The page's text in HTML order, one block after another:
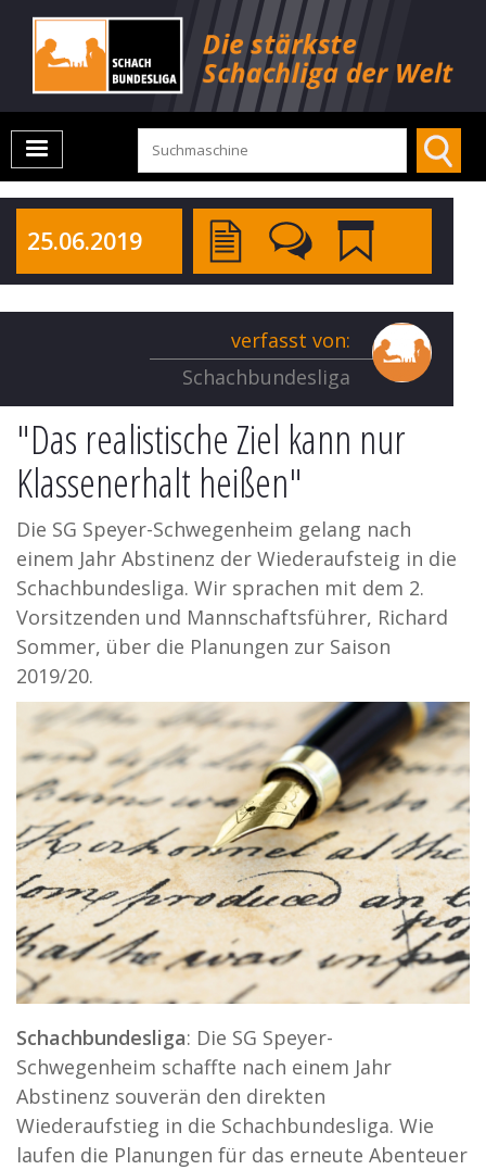
25.06.2019
verfasst von:
Schachbundesliga
"Das realistische Ziel kann nur
Klassenerhalt heißen"
Die SG Speyer-Schwegenheim gelang nach
einem Jahr Abstinenz der Wiederaufsteig in die
Schachbundesliga. Wir sprachen mit dem 2.
Vorsitzenden und Mannschaftsführer, Richard
Sommer, über die Planungen zur Saison
2019/20.
Schachbundesliga: Die SG Speyer-
Schwegenheim schaffte nach einem Jahr
Abstinenz souverän den direkten
Wiederaufstieg in die Schachbundesliga. Wie
laufen die Planungen für das erneute Abenteuer